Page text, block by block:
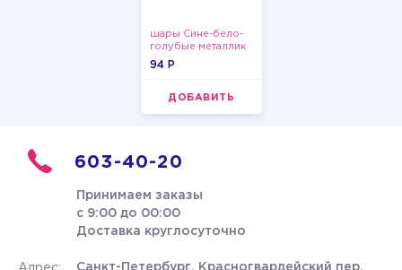
шары Сине-бело-
голубые металлик
94 P
ДОБАВИТЬ
603-40-20
Принимаем заказы
с 9:00 до 00:00
Доставка круглосуточно
Санкт-Петербург, Красногвардейский пер.